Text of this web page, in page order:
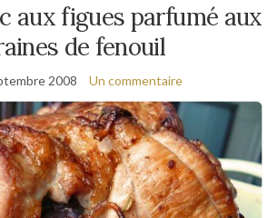
aux figues parfumé aux
de fenouil
2008 Un commentaire